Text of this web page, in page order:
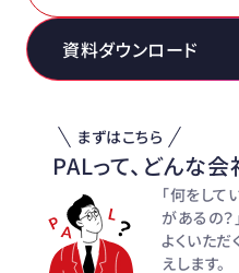
資料ダウンロード
まずはこちら
PALって、どんな会
「何をして
があるの？
よくいただ
えします。